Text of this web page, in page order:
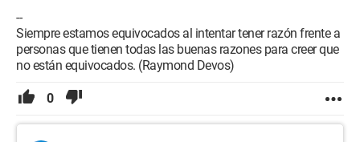
--
Siempre estamos equivocados al intentar tener razón frente a
personas que tienen todas las buenas razones para creer que
no están equivocados. (Raymond Devos)
0